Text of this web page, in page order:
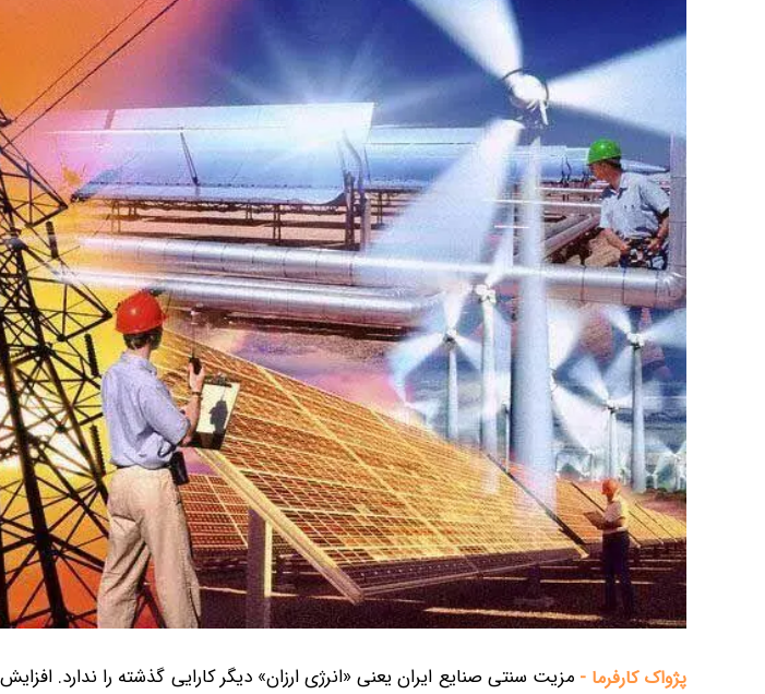
پژواک کارفرما - مزیت سنتی صنایع ایران یعنی «انرژی ارزان» دیگر کارایی گذشته را ندارد.